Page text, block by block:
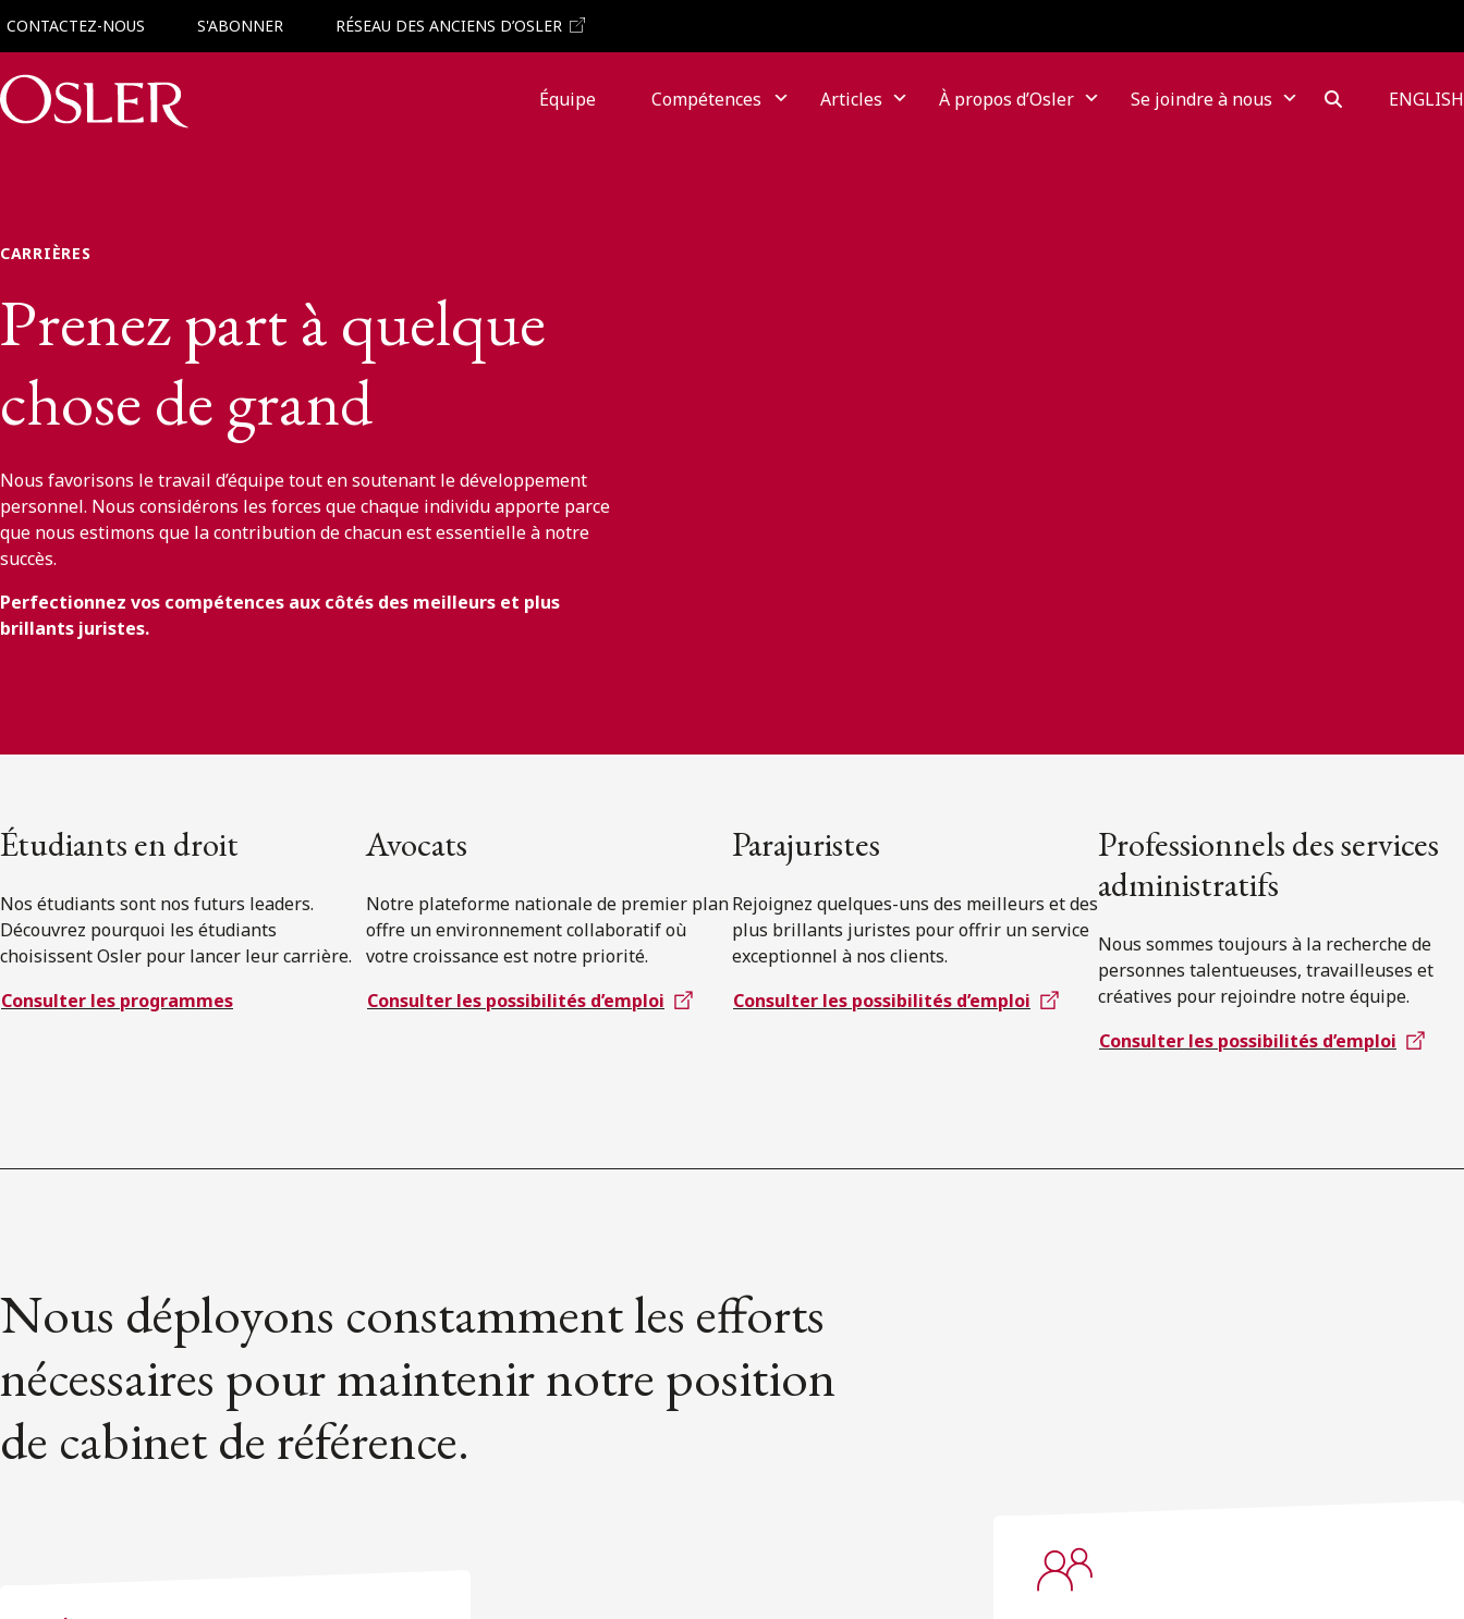
CONTACTEZ-NOUS S'ABONNER RÉSEAU DES ANCIENS D’OSLER
Main Navigation Équipe Compétences Articles À propos d’Osler Se joindre à nous ENGLISH
CARRIÈRES
Prenez part à quelque
chose de grand
Nous favorisons le travail d’équipe tout en soutenant le développement
personnel. Nous considérons les forces que chaque individu apporte parce
que nous estimons que la contribution de chacun est essentielle à notre
succès.
Perfectionnez vos compétences aux côtés des meilleurs et plus
brillants juristes.
Étudiants en droit
Nos étudiants sont nos futurs leaders.
Découvrez pourquoi les étudiants
choisissent Osler pour lancer leur carrière.
Consulter les programmes
Avocats
Notre plateforme nationale de premier plan
offre un environnement collaboratif où
votre croissance est notre priorité.
Consulter les possibilités d’emploi
Parajuristes
Rejoignez quelques-uns des meilleurs et des
plus brillants juristes pour offrir un service
exceptionnel à nos clients.
Consulter les possibilités d’emploi
Professionnels des services
administratifs
Nous sommes toujours à la recherche de
personnes talentueuses, travailleuses et
créatives pour rejoindre notre équipe.
Consulter les possibilités d’emploi
Nous déployons constamment les efforts
nécessaires pour maintenir notre position
de cabinet de référence.